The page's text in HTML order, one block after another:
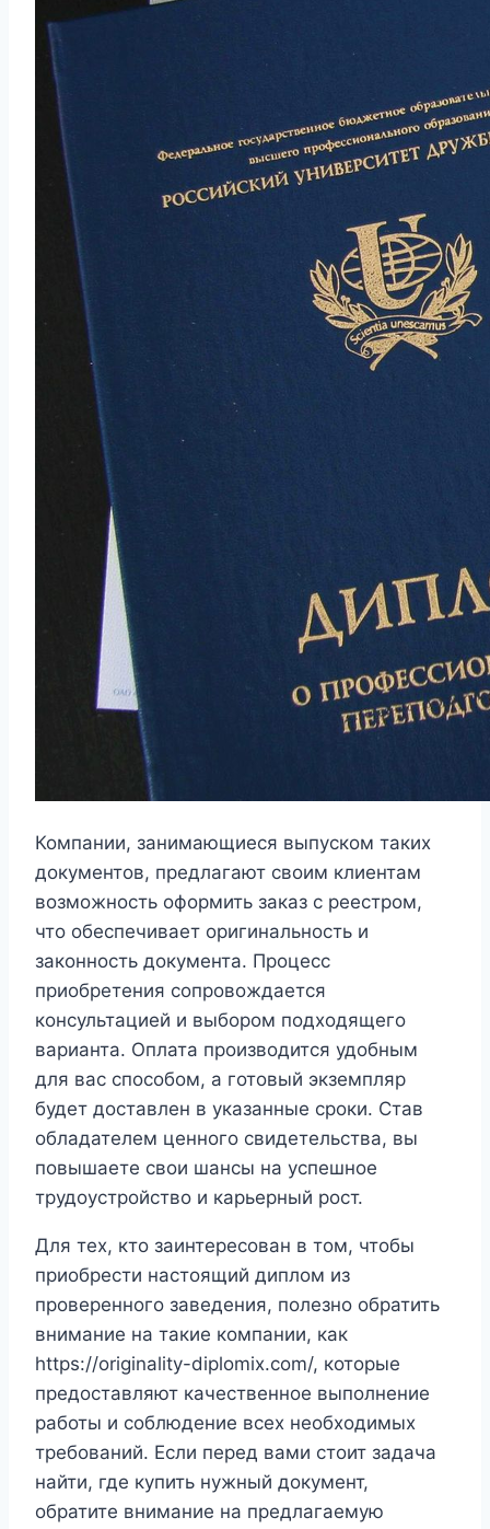
Компании, занимающиеся выпуском таких
документов, предлагают своим клиентам
возможность оформить заказ с реестром,
что обеспечивает оригинальность и
законность документа. Процесс
приобретения сопровождается
консультацией и выбором подходящего
варианта. Оплата производится удобным
для вас способом, а готовый экземпляр
будет доставлен в указанные сроки. Став
обладателем ценного свидетельства, вы
повышаете свои шансы на успешное
трудоустройство и карьерный рост.
Для тех, кто заинтересован в том, чтобы
приобрести настоящий диплом из
проверенного заведения, полезно обратить
внимание на такие компании, как
https://originality-diplomix.com/, которые
предоставляют качественное выполнение
работы и соблюдение всех необходимых
требований. Если перед вами стоит задача
найти, где купить нужный документ,
обратите внимание на предлагаемую